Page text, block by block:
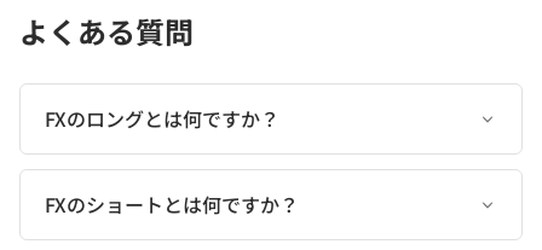
よくある質問
FXのロングとは何ですか？
FXのショートとは何ですか？